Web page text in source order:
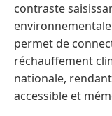
contraste
permet de
réchauffement
nationale,
accessible et